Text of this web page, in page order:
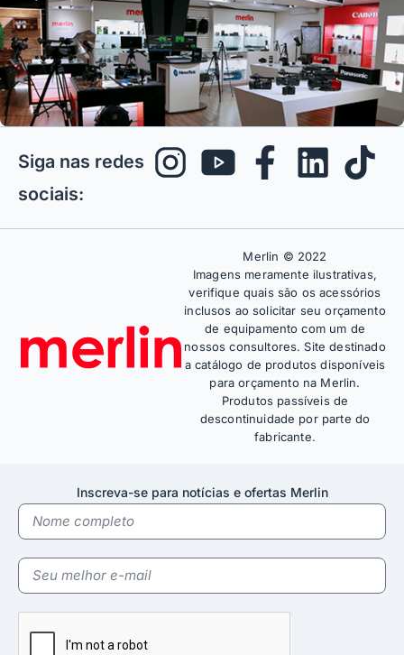
Inscreva-se para notícias e ofertas Merlin
Siga nas redes
sociais:
Merlin © 2022
Imagens meramente ilustrativas,
verifique quais são os acessórios
inclusos ao solicitar seu orçamento
de equipamento com um de
nossos consultores. Site destinado
a catálogo de produtos disponíveis
para orçamento na Merlin.
Produtos passíveis de
descontinuidade por parte do
fabricante.